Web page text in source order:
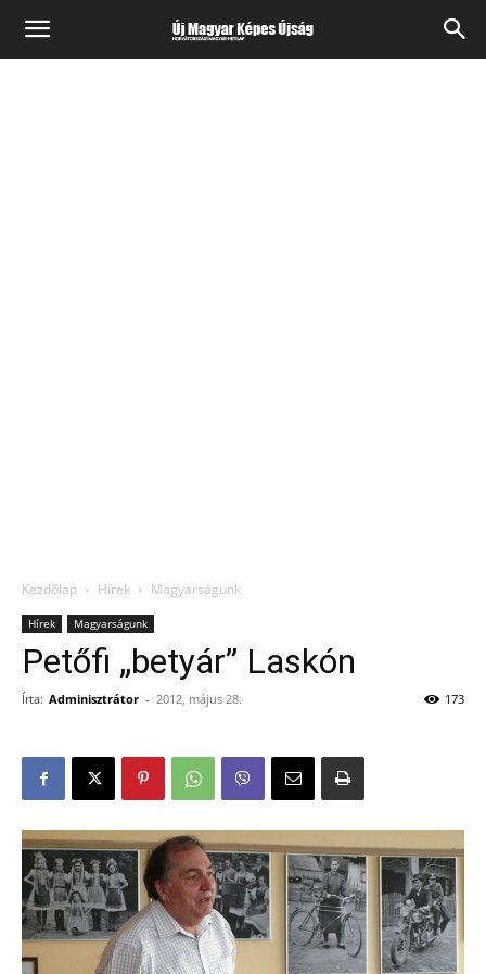
Kezdőlap Hírek Magyarságunk
Hírek Magyarságunk
Petőfi „betyár” Laskón
Írta: Adminisztrátor - 2012, május 28. 173